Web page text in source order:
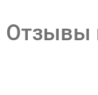
Отзывы